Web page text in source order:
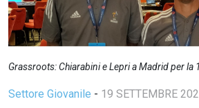
Grassroots: Chiarabini e Lepri a Madrid per la
Settore Giovanile - 19 SETTEMBRE